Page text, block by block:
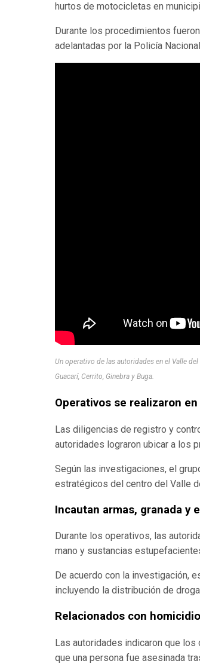
hurtos de motocicletas en
Durante los procedimientos
adelantadas por la Policía
Un operativo de las autoridades en el Valle
Guacarí, Cerrito, Ginebra y Buga.
Operativos se realizaron
Las diligencias de registro y
autoridades lograron ubicar a los
Según las investigaciones, el
estratégicos del centro del Valle
Incautan armas, granada y
Durante los operativos, las
mano y sustancias
De acuerdo con la investigación,
incluyendo la distribución de
Relacionados con
Las autoridades indicaron que
que una persona fue asesinada